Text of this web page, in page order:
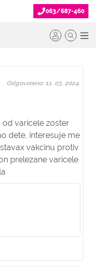
063/687-460
varicele zoster
dete, interesuje me
vakcinu protiv
prelezane varicele
Odgovoreno: 11. 03. 2024.